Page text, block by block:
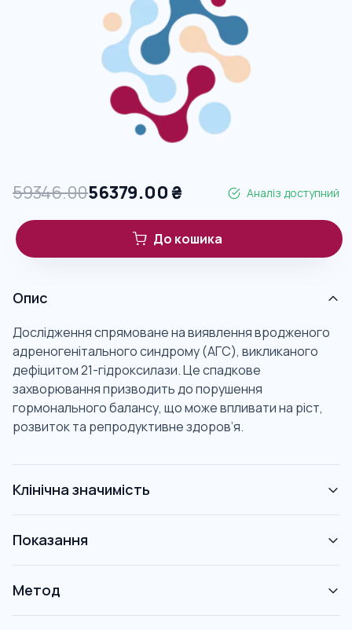
59346.0056379.00₴ Аналіз доступний
До кошика
Опис
Дослідження спрямоване на виявлення вродженого
адреногенітального синдрому (АГС), викликаного
дефіцитом 21-гідроксилази. Це спадкове
захворювання призводить до порушення
гормонального балансу, що може впливати на ріст,
розвиток та репродуктивне здоров’я.
Клінічна значимість
Показання
Метод